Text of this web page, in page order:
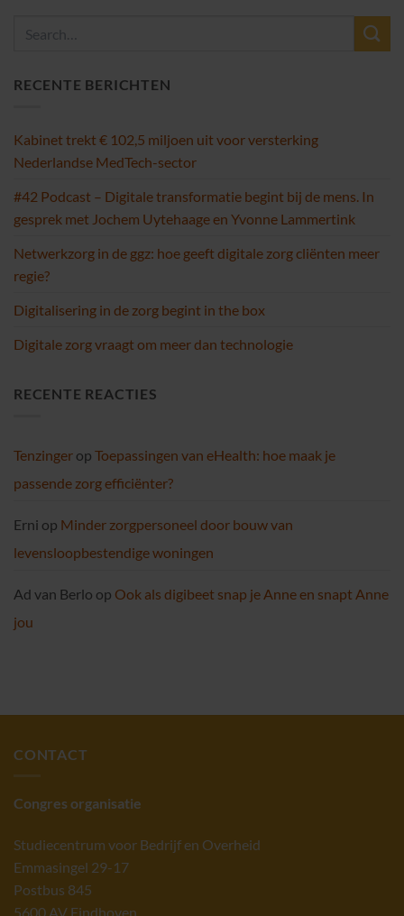
RECENTE BERICHTEN
Kabinet trekt € 102,5 miljoen uit voor versterking
Nederlandse MedTech-sector
#42 Podcast – Digitale transformatie begint bij de mens. In
gesprek met Jochem Uytehaage en Yvonne Lammertink
Netwerkzorg in de ggz: hoe geeft digitale zorg cliënten meer
regie?
Digitalisering in de zorg begint in the box
Digitale zorg vraagt om meer dan technologie
RECENTE REACTIES
Tenzinger op Toepassingen van eHealth: hoe maak je
passende zorg efficiënter?
Erni op Minder zorgpersoneel door bouw van
levensloopbestendige woningen
Ad van Berlo op Ook als digibeet snap je Anne en snapt Anne
jou
CONTACT
Congres organisatie
Studiecentrum voor Bedrijf en Overheid
Emmasingel 29-17
Postbus 845
5600 AV Eindhoven